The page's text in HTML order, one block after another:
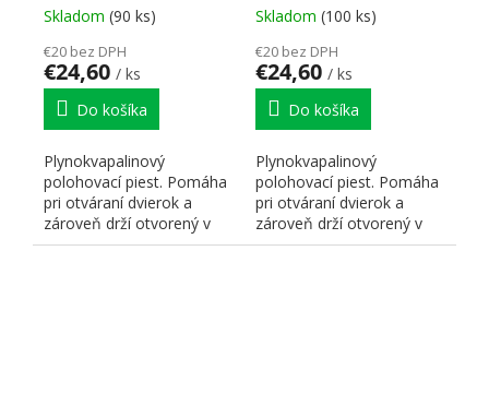
Skladom (90 ks)
€20 bez DPH
€24,60 / ks
Do košíka
Plynokvapalinový
polohovací piest. Pomáha
pri otváraní dvierok a
zároveň drží otvorený v
rôznych pozíciách. K-push.
Skladom (100 ks)
€20 bez DPH
€24,60 / ks
Do košíka
Plynokvapalinový
polohovací piest. Pomáha
pri otváraní dvierok a
zároveň drží otvorený v
rôznych pozíciách. K-push.